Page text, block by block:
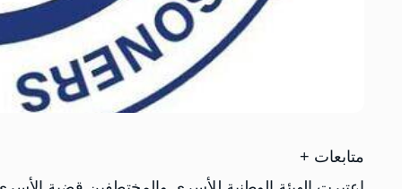
متابعات +